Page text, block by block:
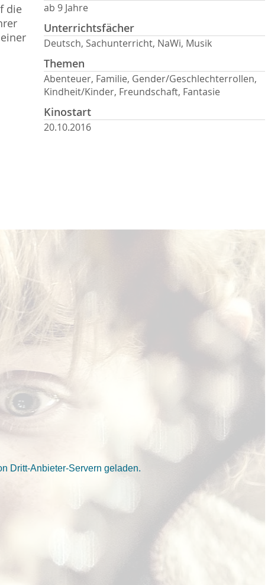
die
ab 9 Jahre
Unterrichtsfächer
Deutsch, Sachunterricht, NaWi, Musik
Themen
Abenteuer, Familie, Gender/Geschlechterrollen,
Kindheit/Kinder, Freundschaft, Fantasie
Kinostart
20.10.2016
Dritt-Anbieter-Servern geladen.